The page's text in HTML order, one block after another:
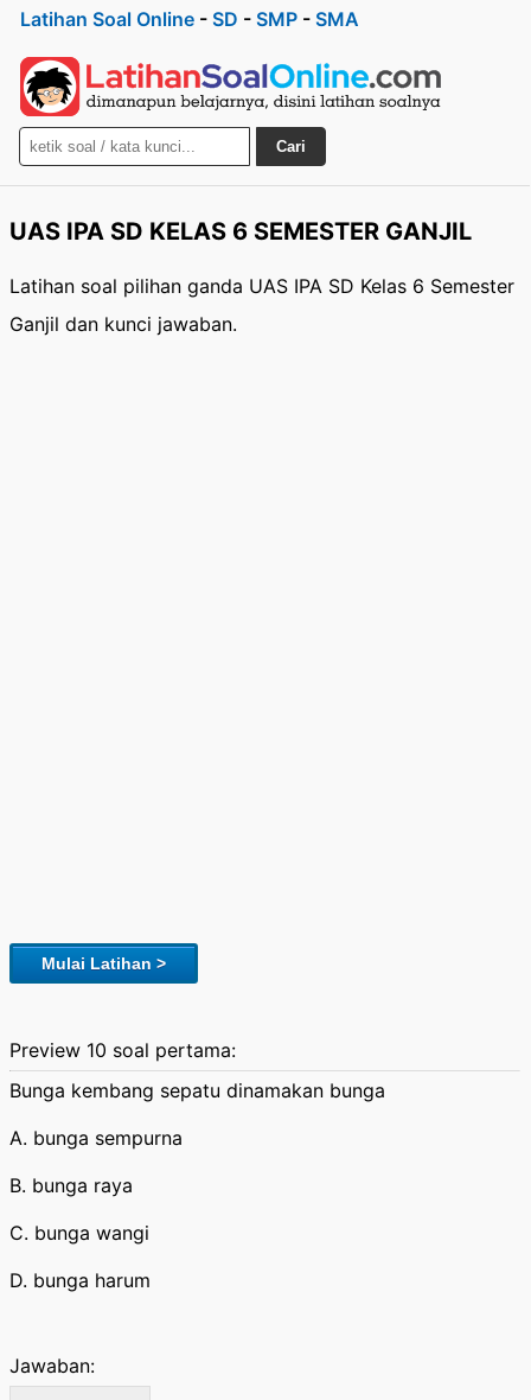
Latihan Soal Online - SD - SMP - SMA
Cari
UAS IPA SD KELAS 6 SEMESTER GANJIL
Latihan soal pilihan ganda UAS IPA SD Kelas 6 Semester
Ganjil dan kunci jawaban.
Mulai Latihan >
Preview 10 soal pertama:
Bunga kembang sepatu dinamakan bunga
A. bunga sempurna
B. bunga raya
C. bunga wangi
D. bunga harum
Jawaban: